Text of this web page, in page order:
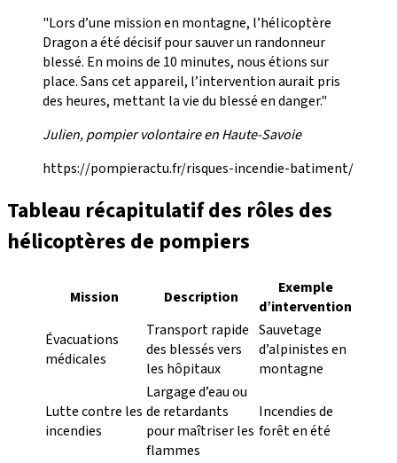
"Lors d’une mission en montagne, l’hélicoptère
Dragon a été décisif pour sauver un randonneur
blessé. En moins de 10 minutes, nous étions sur
place. Sans cet appareil, l’intervention aurait pris
des heures, mettant la vie du blessé en danger."
Julien, pompier volontaire en Haute-Savoie
https://pompieractu.fr/risques-incendie-batiment/
Tableau récapitulatif des rôles des
hélicoptères de pompiers
Mission Description
Exemple
d’intervention
Évacuations
médicales
Transport rapide
des blessés vers
les hôpitaux
Sauvetage
d’alpinistes en
montagne
Lutte contre les
incendies
Largage d’eau ou
de retardants
pour maîtriser les
flammes
Incendies de
forêt en été